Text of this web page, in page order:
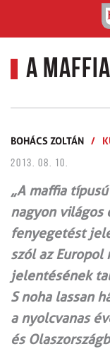
A
BOHÁCS ZOLTÁN /
2013. 08. 10.
„A maffia
nagyon világos
fenyegetést
szól az
jelentésének
S noha lassan
a nyolcvanas
és